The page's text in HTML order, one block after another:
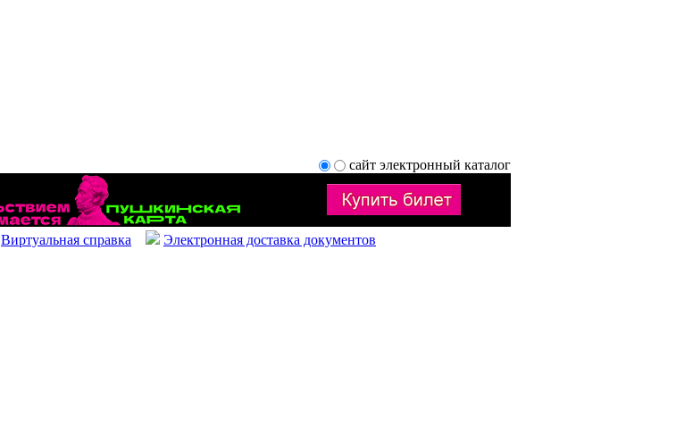
сайт электронный каталог
Виртуальная справка
Электронная доставка документов